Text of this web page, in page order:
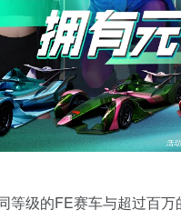
等级的FE赛车与超过百